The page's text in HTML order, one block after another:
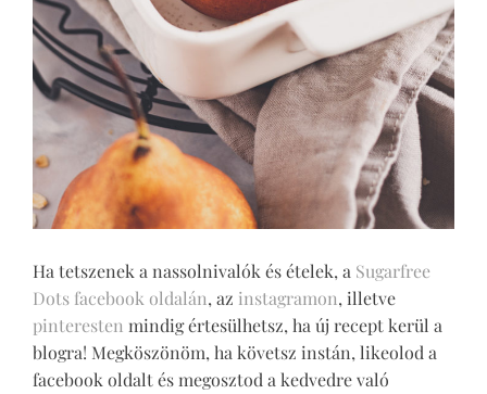
Ha tetszenek a nassolnivalók és ételek, a Sugarfree
Dots facebook oldalán, az instagramon, illetve
pinteresten mindig értesülhetsz, ha új recept kerül a
blogra! Megköszönöm, ha követsz instán, likeolod a
facebook oldalt és megosztod a kedvedre való